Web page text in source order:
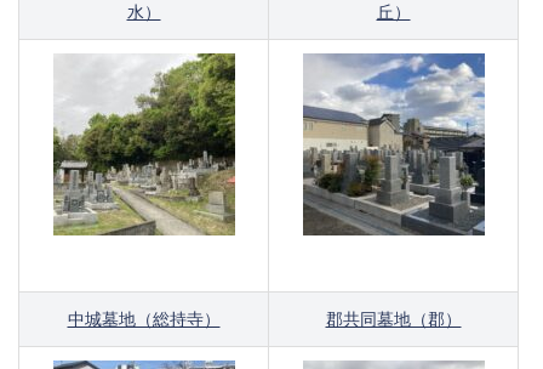
水）
丘）
中城墓地（総持寺） 郡共同墓地（郡）